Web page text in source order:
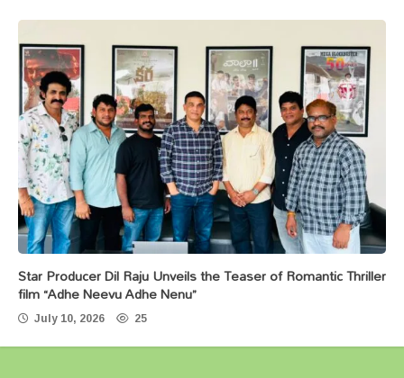
Star Producer Dil Raju Unveils the Teaser of Romantic Thriller
film “Adhe Neevu Adhe Nenu”
July 10, 2026 25